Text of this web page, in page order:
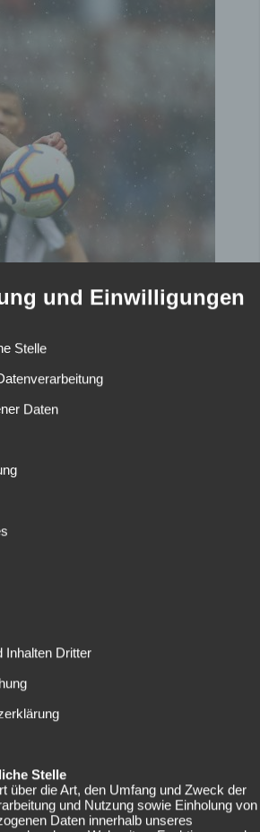
um weitere Transfers bei RB
erklärt Neu-Trainer Julian
AS Roma soll seinen Verein
nach nicht mehr verstärken.
Bei den klammen Schalkern
Nach Bundesliga-Konkurrent
Mittelfeldspieler, die
Schick-Wechsel
Jährigen auseinandersetzte.
und Einwilligungen
Stelle
Daten
Inhalten Dritter
Stelle
über die Art, den Umfang und Zweck der
und Nutzung sowie Einholung von
Daten innerhalb unseres